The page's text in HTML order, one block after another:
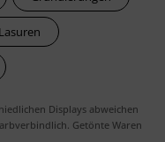
Lasuren
Displays abweichen
Getönte Waren